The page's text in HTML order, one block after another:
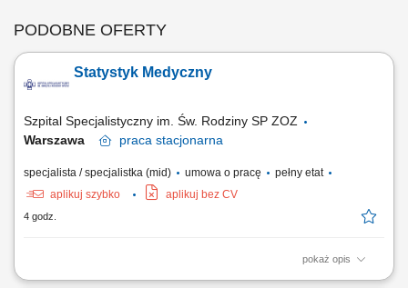
PODOBNE OFERTY
Statystyk Medyczny
Szpital Specjalistyczny im. Św. Rodziny SP ZOZ
Warszawa
praca stacjonarna
specjalista / specjalistka (mid) umowa o pracę
pełny etat
aplikuj szybko
aplikuj bez CV
4 godz.
pokaż opis
Podstawowe zadania i obowiązki: przyjmowanie historii chorób